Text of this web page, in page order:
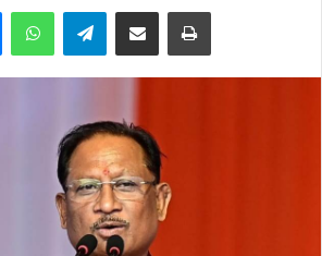
MessengerWhatsAppTelegramShare via Email Print